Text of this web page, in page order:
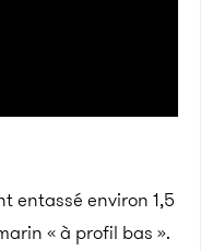
entassé environ 1,5
« à profil bas ».